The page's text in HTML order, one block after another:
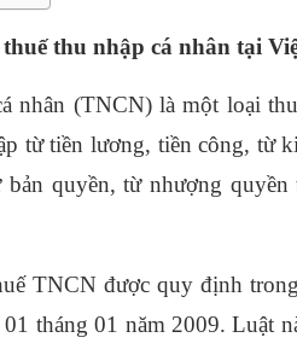
thu nhập cá nhân tại
nhân (TNCN) là một loại
từ tiền lương, tiền công, từ
quyền, từ nhượng
TNCN được quy định
tháng 01 năm 2009. Luật